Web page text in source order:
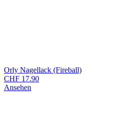
Orly Nagellack (Fireball)
CHF 17.90
Ansehen